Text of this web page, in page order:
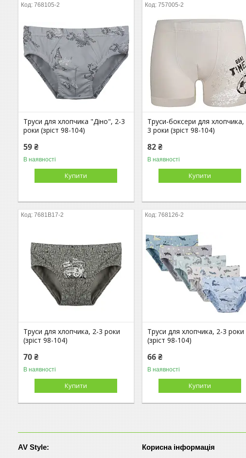
768105-2
Труси для хлопчика "Діно", 2-3
роки (зріст 98-104)
59 ₴
В наявності
Купити
757005-2
Труси-боксери для хлопчика,
3 роки (зріст 98-104)
82 ₴
В наявності
Купити
7681B17-2
Труси для хлопчика, 2-3 роки
(зріст 98-104)
70 ₴
В наявності
Купити
768126-2
Труси для хлопчика, 2-3 роки
(зріст 98-104)
66 ₴
В наявності
Купити
AV Style: Корисна інформація